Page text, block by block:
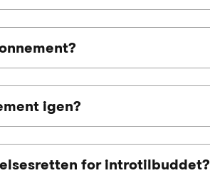
igen?
for introtilbuddet?